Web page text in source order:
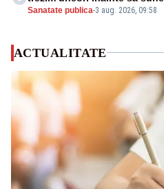
Sanatate publica-3 aug. 2026, 09:58
ACTUALITATE